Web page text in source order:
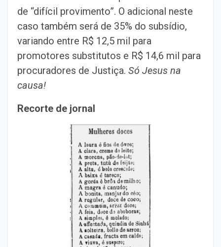
de “difícil provimento”. O adicional neste
caso também será de 35% do subsídio,
variando entre R$ 12,5 mil para
promotores substitutos e R$ 14,6 mil para
procuradores de Justiça. Só Jesus na
causa!
Recorte de jornal